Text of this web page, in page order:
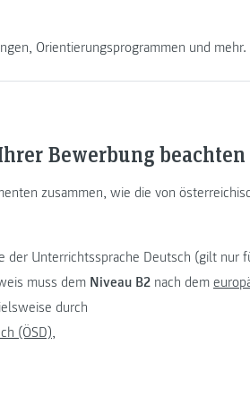
Orientierungsprogrammen und mehr.
Bewerbung beachten
zusammen, wie die von
der Unterrichtssprache Deutsch (gilt nur
muss dem Niveau B2 nach dem
durch
(ÖSD),